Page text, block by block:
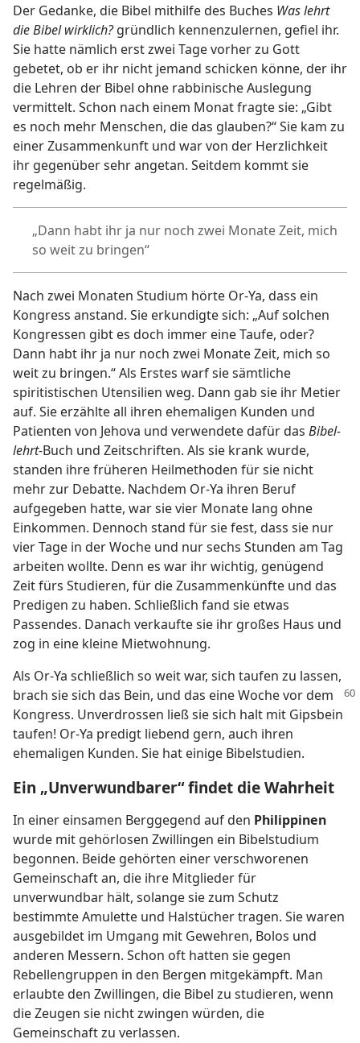
Der Gedanke, die Bibel mithilfe des Buches Was lehrt
die Bibel wirklich?gründlich kennenzulernen, gefiel ihr.
Sie hatte nämlich erst zwei Tage vorher zu Gott
gebetet, ob er ihr nicht jemand schicken könne, der ihr
die Lehren der Bibel ohne rabbinische Auslegung
vermittelt. Schon nach einem Monat fragte sie: „Gibt
es noch mehr Menschen, die das glauben?“ Sie kam zu
einer Zusammenkunft und war von der Herzlichkeit
ihr gegenüber sehr angetan. Seitdem kommt sie
regelmäßig.
„Dann habt ihr ja nur noch zwei Monate Zeit, mich
so weit zu bringen“
Nach zwei Monaten Studium hörte Or-Ya, dass ein
Kongress anstand. Sie erkundigte sich: „Auf solchen
Kongressen gibt es doch immer eine Taufe, oder?
Dann habt ihr ja nur noch zwei Monate Zeit, mich so
weit zu bringen.“ Als Erstes warf sie sämtliche
spiritistischen Utensilien weg. Dann gab sie ihr Metier
auf. Sie erzählte all ihren ehemaligen Kunden und
Patienten von Jehova und verwendete dafür das Bibel-
lehrt-Buch und Zeitschriften. Als sie krank wurde,
standen ihre früheren Heilmethoden für sie nicht
mehr zur Debatte. Nachdem Or-Ya ihren Beruf
aufgegeben hatte, war sie vier Monate lang ohne
Einkommen. Dennoch stand für sie fest, dass sie nur
vier Tage in der Woche und nur sechs Stunden am Tag
arbeiten wollte. Denn es war ihr wichtig, genügend
Zeit fürs Studieren, für die Zusammenkünfte und das
Predigen zu haben. Schließlich fand sie etwas
Passendes. Danach verkaufte sie ihr großes Haus und
zog in eine kleine Mietwohnung.
Als Or-Ya schließlich so weit war, sich taufen zu lassen,
brach sie sich das Bein, und das eine Wochevor dem
Kongress. Unverdrossen ließ sie sich halt mit Gipsbein
taufen! Or-Ya predigt liebend gern, auch ihren
ehemaligen Kunden. Sie hat einige Bibelstudien.
Ein „Unverwundbarer“ findet die Wahrheit
In einer einsamen Berggegend auf den Philippinen
wurde mit gehörlosen Zwillingen ein Bibelstudium
begonnen. Beide gehörten einer verschworenen
Gemeinschaft an, die ihre Mitglieder für
unverwundbar hält, solange sie zum Schutz
bestimmte Amulette und Halstücher tragen. Sie waren
ausgebildet im Umgang mit Gewehren, Bolos und
anderen Messern. Schon oft hatten sie gegen
Rebellengruppen in den Bergen mitgekämpft. Man
erlaubte den Zwillingen, die Bibel zu studieren, wenn
die Zeugen sie nicht zwingen würden, die
Gemeinschaft zu verlassen.